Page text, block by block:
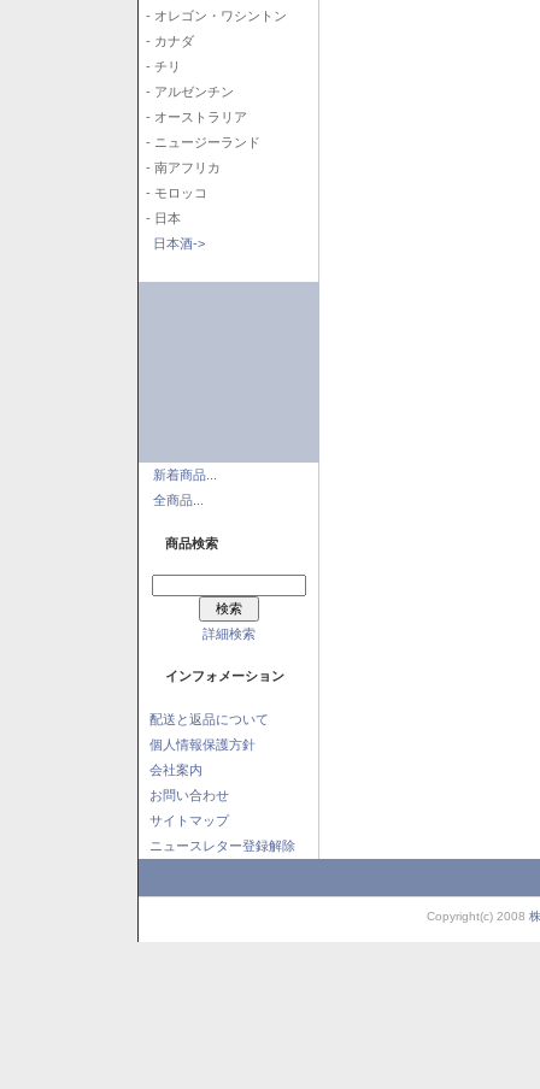
- オレゴン・ワシントン
- カナダ
- チリ
- アルゼンチン
- オーストラリア
- ニュージーランド
- 南アフリカ
- モロッコ
- 日本
日本酒->
新着商品...
全商品...
商品検索
詳細検索
インフォメーション
配送と返品について
個人情報保護方針
会社案内
お問い合わせ
サイトマップ
ニュースレター登録解除
Copyright(c) 2008